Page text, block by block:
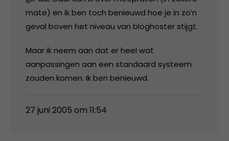
mate) en ik ben toch benieuwd hoe je in zo’n
geval boven het niveau van bloghoster stijgt.
Maar ik neem aan dat er heel wat
aanpassingen aan een standaard systeem
zouden komen. Ik ben benieuwd.
27 juni 2005 om 11:54